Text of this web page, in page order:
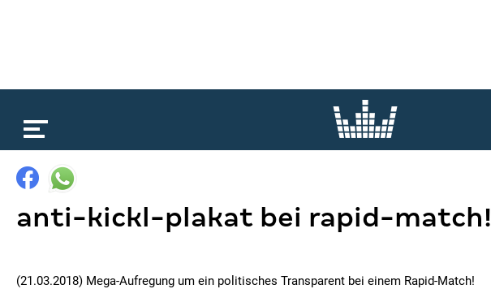
anti-kickl-plakat bei rapid-match!
(21.03.2018) Mega-Aufregung um ein politisches Transparent bei einem Rapid-Match!